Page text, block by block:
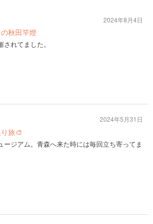
秋田竿燈
れてました。
2024年8月4日
旅🎨
ージアム。青森へ来た時には毎回立ち寄ってま
2024年5月31日